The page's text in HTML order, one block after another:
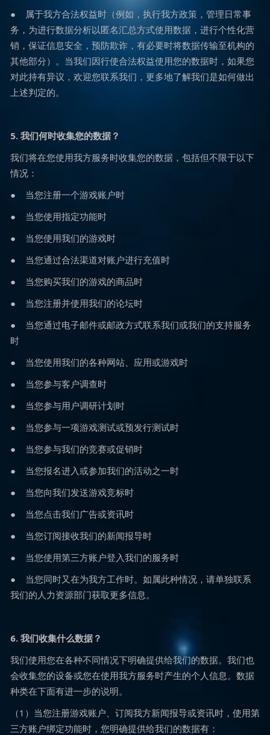
● 属于我方合法权益时（例如，执行我方政策，管理日常事
务，为进行数据分析以匿名汇总方式使用数据，进行个性化营
销，保证信息安全，预防欺诈，有必要时将数据传输至机构的
其他部分）。当我们因行使合法权益使用您的数据时，如果您
对此持有异议，欢迎您联系我们，更多地了解我们是如何做出
上述判定的。
5. 我们何时收集您的数据？
我们将在您使用我方服务时收集您的数据，包括但不限于以下
情况：
● 当您注册一个游戏账户时
● 当您使用指定功能时
● 当您使用我们的游戏时
● 当您通过合法渠道对账户进行充值时
● 当您购买我们的游戏的商品时
● 当您注册并使用我们的论坛时
● 当您通过电子邮件或邮政方式联系我们或我们的支持服务
时
● 当您使用我们的各种网站、应用或游戏时
● 当您参与客户调查时
● 当您参与用户调研计划时
● 当您参与一项游戏测试或预发行测试时
● 当您参与我们的竞赛或促销时
● 当您报名进入或参加我们的活动之一时
● 当您向我们发送游戏竞标时
● 当您点击我们广告或资讯时
● 当您订阅接收我们的新闻报导时
● 当您使用第三方账户登入我们的服务时
● 当您同时又在为我方工作时。如属此种情况，请单独联系
我们的人力资源部门获取更多信息。
6. 我们收集什么数据？
我们使用您在各种不同情况下明确提供给我们的数据。我们也
会收集您的设备或您在使用我方服务时产生的个人信息。数据
种类在下面有进一步的说明。
（1）当您注册游戏账户、订阅我方新闻报导或资讯时，使用第
三方账户绑定功能时，您明确提供给我们的数据有：